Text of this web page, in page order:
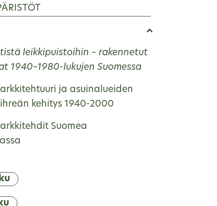
leikkipuistoihin – rakennetut
1940–1980-lukujen Suomessa
ja asuinalueiden
kehitys 1940-2000
Suomea